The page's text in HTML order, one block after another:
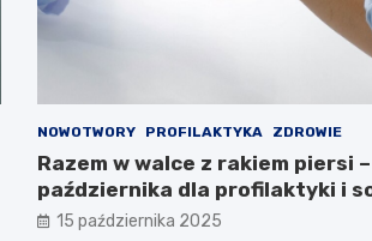
NOWOTWORY PROFILAKTYKA ZDROWIE
Razem w walce z rakiem piersi –
października dla profilaktyki i
15 października 2025